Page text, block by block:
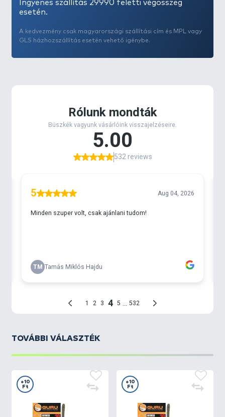
Ingyenes szállítás 29990 feletti végösszeg
esetén.
A kedvezmény csak magyarországi szállítási cím és MPL vagy
GLS házhozszállítás esetén vehető igénybe.
TOVÁBBI VÁLASZTÉK
+10
Ft
+10
Ft